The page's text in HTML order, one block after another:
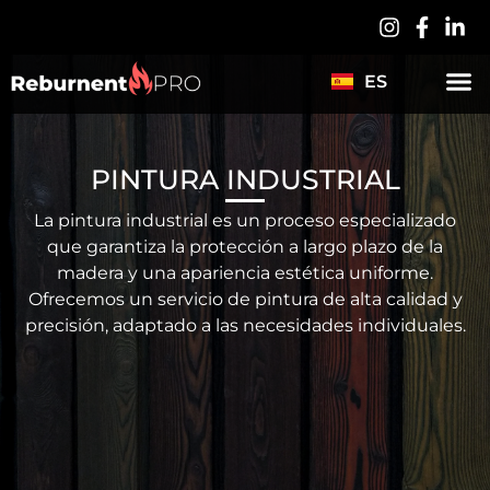
ES
DE
PINTURA INDUSTRIAL
La pintura industrial es un proceso especializado
que garantiza la protección a largo plazo de la
madera y una apariencia estética uniforme.
Ofrecemos un servicio de pintura de alta calidad y
precisión, adaptado a las necesidades individuales.